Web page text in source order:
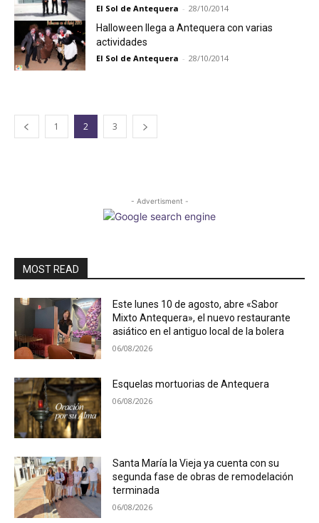
El Sol de Antequera - 28/10/2014
Halloween llega a Antequera con varias
actividades
El Sol de Antequera - 28/10/2014
1 2 3
- Advertisment -
MOST READ
Este lunes 10 de agosto, abre «Sabor
Mixto Antequera», el nuevo restaurante
asiático en el antiguo local de la bolera
06/08/2026
Esquelas mortuorias de Antequera
06/08/2026
Santa María la Vieja ya cuenta con su
segunda fase de obras de remodelación
terminada
06/08/2026